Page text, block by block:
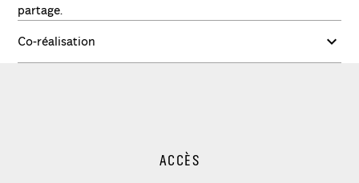
partage.
Co-réalisation
ACCÈS